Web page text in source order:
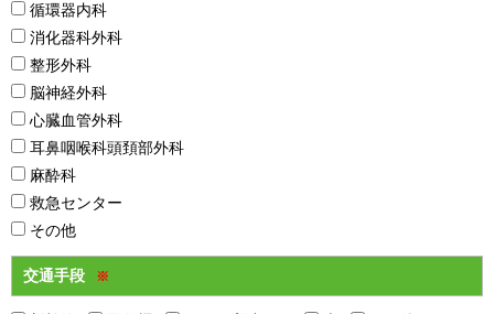
循環器内科
消化器科外科
整形外科
脳神経外科
心臓血管外科
耳鼻咽喉科頭頚部外科
麻酔科
救急センター
その他
交通手段 ※